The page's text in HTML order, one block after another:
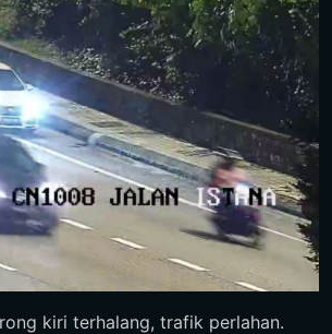
kiri terhalang, trafik perlahan.